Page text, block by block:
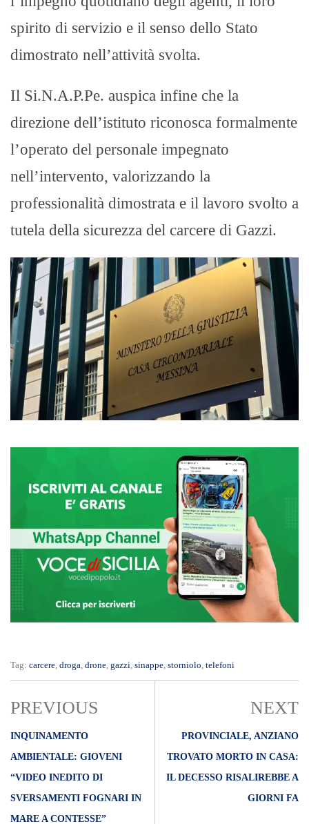
spirito di servizio e il senso dello Stato
dimostrato nell’attività svolta.
Il Si.N.A.P.Pe. auspica infine che la
direzione dell’istituto riconosca formalmente
l’operato del personale impegnato
nell’intervento, valorizzando la
professionalità dimostrata e il lavoro svolto a
tutela della sicurezza del carcere di Gazzi.
Tag: carcere, droga, drone, gazzi, sinappe, storniolo, telefoni
PREVIOUS
INQUINAMENTO
AMBIENTALE: GIOVENI
“VIDEO INEDITO DI
SVERSAMENTI FOGNARI IN
MARE A CONTESSE”
NEXT
PROVINCIALE, ANZIANO
TROVATO MORTO IN CASA:
IL DECESSO RISALIREBBE A
GIORNI FA